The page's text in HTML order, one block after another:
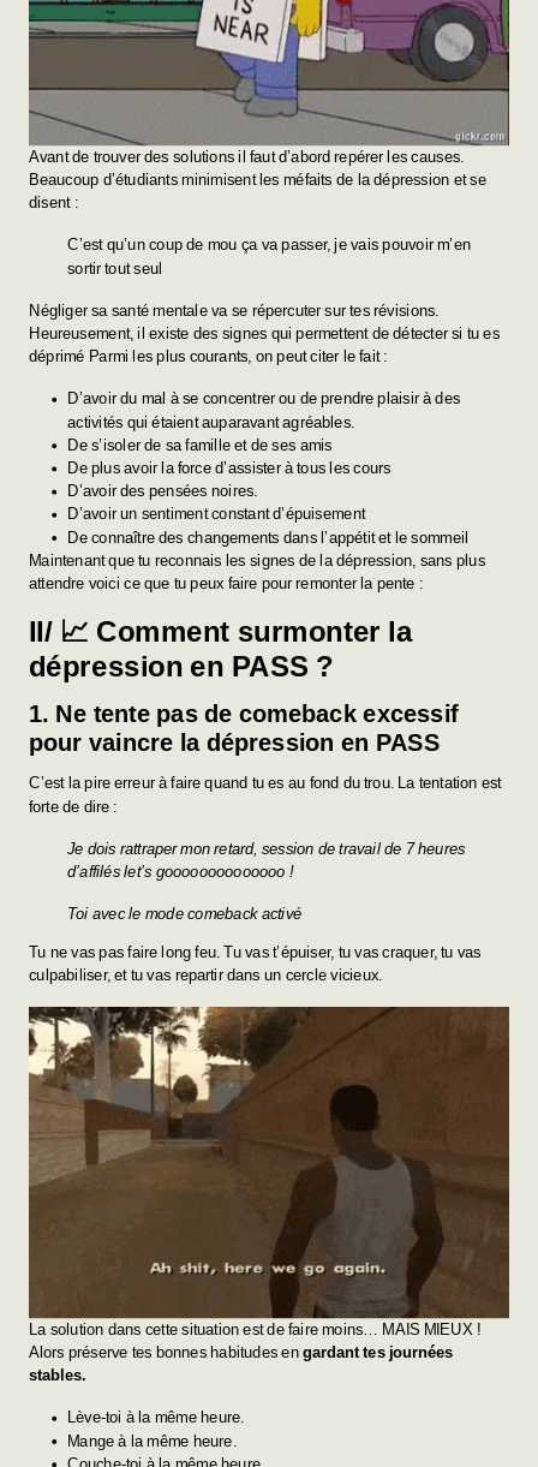
Avant de trouver des solutions il faut d’abord repérer les causes.
Beaucoup d’étudiants minimisent les méfaits de la dépression et se
disent :
C’est qu’un coup de mou ça va passer, je vais pouvoir m’en
sortir tout seul
Négliger sa santé mentale va se répercuter sur tes révisions.
Heureusement, il existe des signes qui permettent de détecter si tu es
déprimé Parmi les plus courants, on peut citer le fait :
D’avoir du mal à se concentrer ou de prendre plaisir à des
activités qui étaient auparavant agréables.
De s’isoler de sa famille et de ses amis
De plus avoir la force d’assister à tous les cours
D’avoir des pensées noires.
D’avoir un sentiment constant d’épuisement
De connaître des changements dans l’appétit et le sommeil
Maintenant que tu reconnais les signes de la dépression, sans plus
attendre voici ce que tu peux faire pour remonter la pente :
II/ 📈 Comment surmonter la
dépression en PASS ?
1. Ne tente pas de comeback excessif
pour vaincre la dépression en PASS
C’est la pire erreur à faire quand tu es au fond du trou. La tentation est
forte de dire :
Je dois rattraper mon retard, session de travail de 7 heures
d’affilés let’s goooooooooooooo !
Toi avec le mode comeback activé
Tu ne vas pas faire long feu. Tu vas t’épuiser, tu vas craquer, tu vas
culpabiliser, et tu vas repartir dans un cercle vicieux.
La solution dans cette situation est de faire moins… MAIS MIEUX !
Alors préserve tes bonnes habitudes engardant tes journées
stables.
Lève-toi à la même heure.
Mange à la même heure.